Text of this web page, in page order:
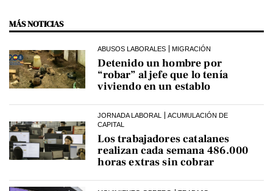
MÁS NOTICIAS
ABUSOS LABORALES MIGRACIÓN
Detenido un hombre por
“robar” al jefe que lo tenía
viviendo en un establo
JORNADA LABORAL
ACUMULACIÓN DE
CAPITAL
Los trabajadores catalanes
realizan cada semana 486.000
horas extras sin cobrar